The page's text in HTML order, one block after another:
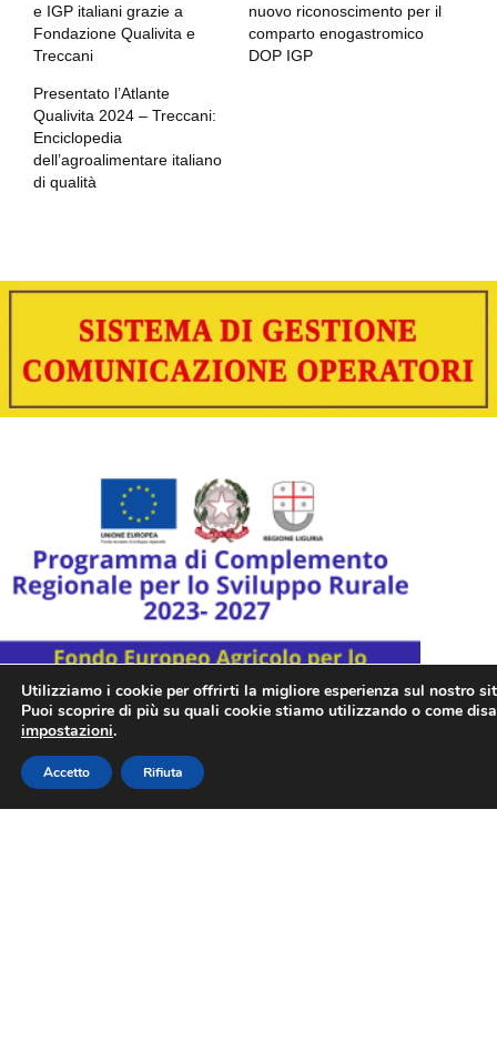
e IGP italiani grazie a
Fondazione Qualivita e
Treccani
nuovo riconoscimento per il
comparto enogastromico
DOP IGP
Presentato l’Atlante
Qualivita 2024 – Treccani:
Enciclopedia
dell’agroalimentare italiano
di qualità
Descrizione progetto
Utilizziamo i cookie per offrirti la migliore esperienza sul nostro
Puoi scoprire di più su quali cookie stiamo utilizzando o come
impostazioni.
Accetto Rifiuta